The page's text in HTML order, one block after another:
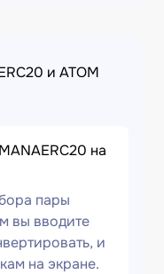
и ATOM
на
пары
вы вводите
и
на экране.